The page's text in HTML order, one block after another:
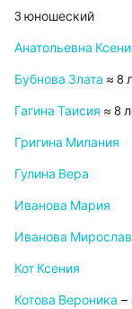
3 юношеский
Анатольевна
Бубнова Злата ≈ 8
Гагина Таисия ≈ 8
Григина Милания
Гулина Вера
Иванова Мария
Иванова
Кот Ксения
Котова Вероника –